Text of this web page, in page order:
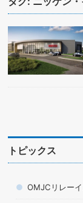
トピックス
OMJCリレー